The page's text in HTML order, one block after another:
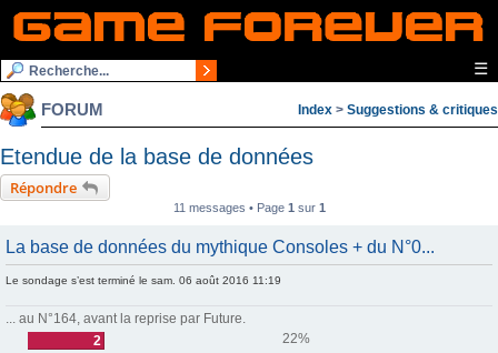
☰
FORUM Index > Suggestions & critiques
Etendue de la base de données
Répondre
11 messages • Page 1sur 1
La base de données du mythique Consoles + du N°0...
Le sondage s’est terminé le sam. 06 août 2016 11:19
... au N°164, avant la reprise par Future.
2
22%